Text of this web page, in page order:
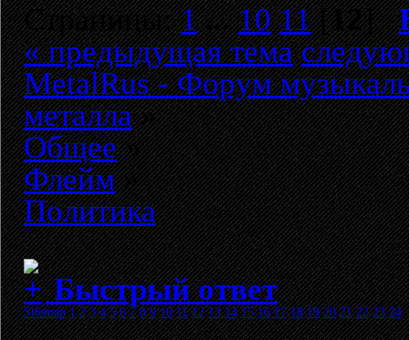
Страницы:1 ...10 11[12]
« предыдущая тема
MetalRus - Форум
металла»
Общее»
Флейм»
Политика
Быстрый ответ
Sitemap 1 2 3 4 5 6 7 8 9 10 11 12 13 14 15 16 17 18 19 20 21 22 23 24